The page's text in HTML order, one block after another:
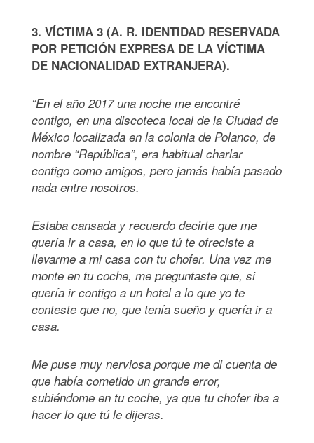
3. VÍCTIMA 3 (A. R. IDENTIDAD RESERVADA
POR PETICIÓN EXPRESA DE LA VÍCTIMA
DE NACIONALIDAD EXTRANJERA).
“En el año 2017 una noche me encontré
contigo, en una discoteca local de la Ciudad de
México localizada en la colonia de Polanco, de
nombre “República”, era habitual charlar
contigo como amigos, pero jamás había pasado
nada entre nosotros.
Estaba cansada y recuerdo decirte que me
quería ir a casa, en lo que tú te ofreciste a
llevarme a mi casa con tu chofer. Una vez me
monte en tu coche, me preguntaste que, si
quería ir contigo a un hotel a lo que yo te
conteste que no, que tenía sueño y quería ir a
casa.
Me puse muy nerviosa porque me di cuenta de
que había cometido un grande error,
subiéndome en tu coche, ya que tu chofer iba a
hacer lo que tú le dijeras.